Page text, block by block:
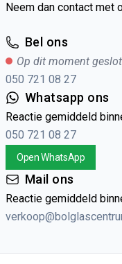
GlasMax 10 ZR -
Neem dan contact met
Bel ons
Op dit moment
050 721 08 27
Whatsapp ons
Reactie gemiddeld
050 721 08 27
Open WhatsApp
Mail ons
Reactie gemiddeld